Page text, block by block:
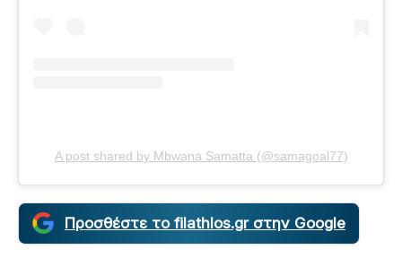
A post shared by Mbwana Samatta (@samagoal77)
Προσθέστε το filathlos.gr στην Google